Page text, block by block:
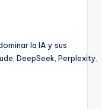
la IA y sus
DeepSeek, Perplexity,